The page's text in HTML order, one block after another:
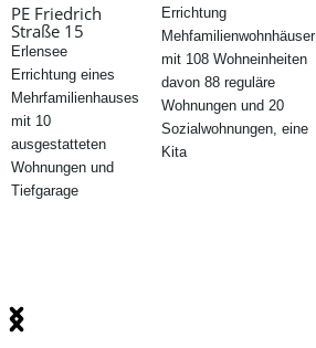
PE Friedrich
Straße 15
Erlensee
Errichtung eines
Mehrfamilienhauses
mit 10
ausgestatteten
Wohnungen und
Tiefgarage
Errichtung
Mehfamilienwohnhäuser
mit 108 Wohneinheiten
davon 88 reguläre
Wohnungen und 20
Sozialwohnungen, eine
Kita